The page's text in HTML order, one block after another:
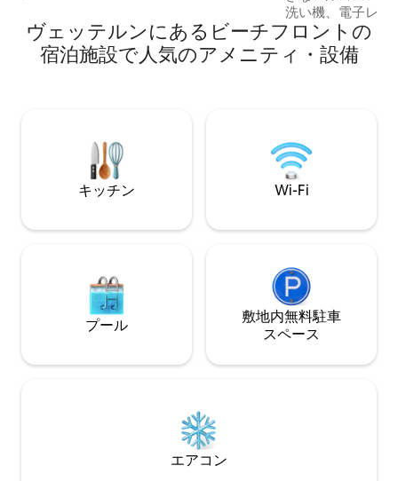
350メートルという素晴らしい孤立した立
地。プライバシーが確保された、ノーエ
ン湖畔にある専用のビーチとボートを備
に差し込みます。遊んだり、バーベキュ
ーをしたり、皆で集まって時間を過ごし
たりするのに十分な広さのある大きな芝
生。静けさを楽しみ、薪を燃やすバスタ
洗い機、電子レン
ン。 ベッドソフ
ルーム。寝室、
たトイレ、洗濯機
アまで1キロ。ス
便利で近い。 #カールスボルグ #ティヴェ
デン国立公園 #ゴ
ルスヴィク
ヴェッテルンにあるビーチフロントの
宿泊施設で人気のアメニティ・設備
キッチン Wi-Fi
プール
敷地内無料駐⁠車
ス⁠ペ⁠ー⁠ス
エアコン